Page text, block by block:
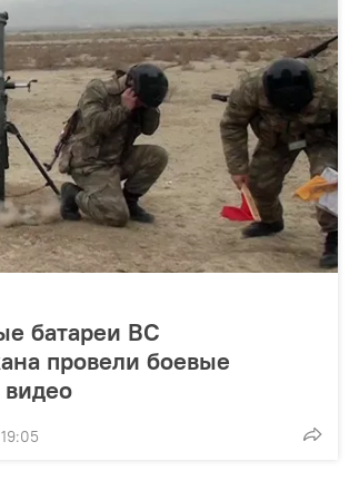
батареи ВС
провели боевые